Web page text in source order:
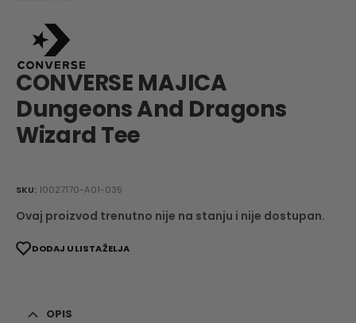
CONVERSE MAJICA
Dungeons And Dragons
Wizard Tee
SKU: 10027170-A01-035
Ovaj proizvod trenutno nije na stanju i nije dostupan.
DODAJ U LISTA ŽELJA
OPIS